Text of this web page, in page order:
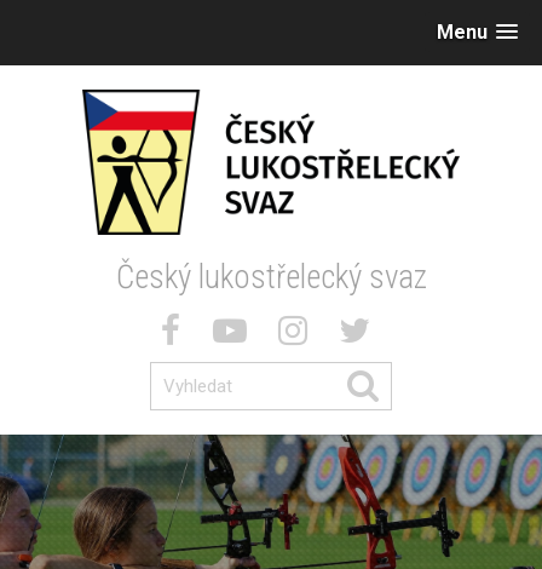
Menu
Český lukostřelecký svaz